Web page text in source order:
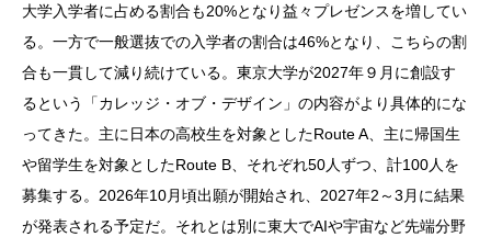
大学入学者に占める割合も20%となり益々プレゼンスを増してい
る。一方で一般選抜での入学者の割合は46%となり、こちらの割
合も一貫して減り続けている。東京大学が2027年９月に創設す
るという「カレッジ・オブ・デザイン」の内容がより具体的にな
ってきた。主に日本の高校生を対象としたRoute A、主に帰国生
や留学生を対象としたRoute B、それぞれ50人ずつ、計100人を
募集する。2026年10月頃出願が開始され、2027年2～3月に結果
が発表される予定だ。それとは別に東大でAIや宇宙など先端分野